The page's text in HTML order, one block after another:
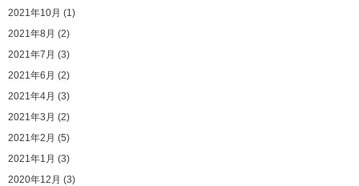
2021年10月 (1)
2021年8月 (2)
2021年7月 (3)
2021年6月 (2)
2021年4月 (3)
2021年3月 (2)
2021年2月 (5)
2021年1月 (3)
2020年12月 (3)